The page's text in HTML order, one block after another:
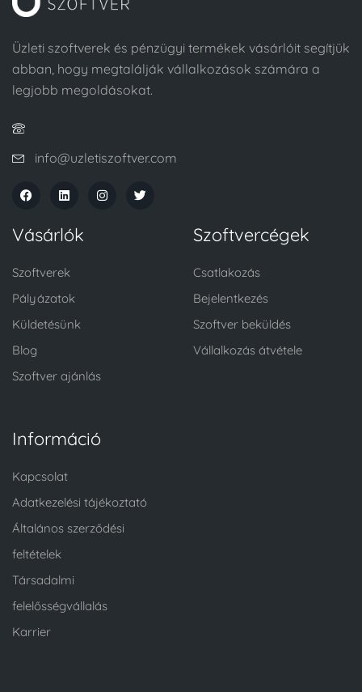
Üzleti szoftverek és pénzügyi termékek vásárlóit segítjük
abban, hogy megtalálják vállalkozások számára a
legjobb megoldásokat.
info@uzletiszoftver.com
Vásárlók
Szoftverek
Pályázatok
Küldetésünk
Blog
Szoftver ajánlás
Szoftvercégek
Csatlakozás
Bejelentkezés
Szoftver beküldés
Vállalkozás átvétele
Információ
Kapcsolat
Adatkezelési tájékoztató
Általános szerződési
feltételek
Társadalmi
felelősségvállalás
Karrier